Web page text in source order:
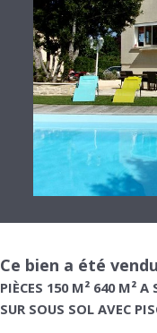
Ce bien a été
PIÈCES 150 M² 640 M²
SUR SOUS SOL AVEC